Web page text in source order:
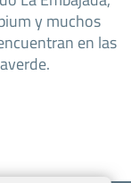
y muchos
en las